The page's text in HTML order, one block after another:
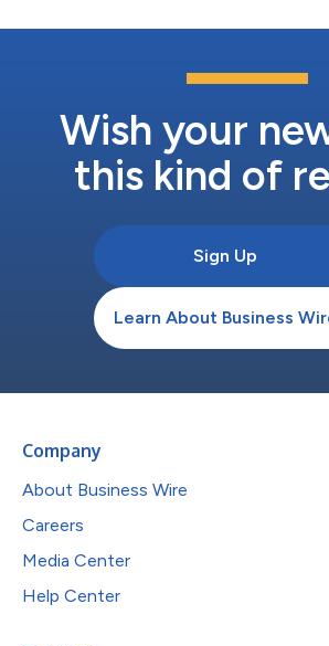
ート・コミュニケーション戦略を主導し、
の300社近くのポートフォリオ企業と連携
ープのエコシステム全体の連携や価値の創
ュニケーション・リーダーとして高く評価
Wish your
this kind of
Sign Up
Learn About Business
Company
About Business Wire
Careers
Media Center
Help Center